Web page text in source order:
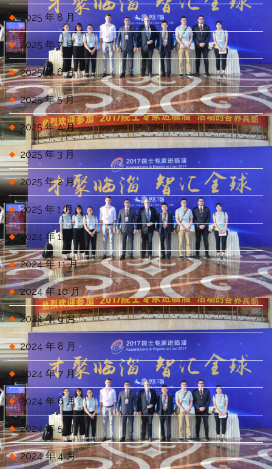
2025 年 8 月
2025 年 7 月
2025 年 6 月
2025 年 5 月
2025 年 4 月
2025 年 3 月
2025 年 2 月
2025 年 1 月
2024 年 12 月
2024 年 11 月
2024 年 10 月
2024 年 9 月
2024 年 8 月
2024 年 7 月
2024 年 6 月
2024 年 5 月
2024 年 4 月